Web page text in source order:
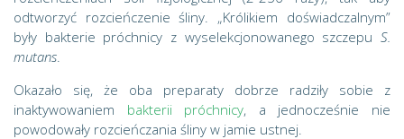
odtworzyć rozcieńczenie śliny. „Królikiem doświadczalnym”
były bakterie próchnicy z wyselekcjonowanego szczepu S.
mutans
Okazało się, że oba preparaty dobrze radziły sobie z
inaktywowaniem bakterii próchnicy, a jednocześnie nie
powodowały rozcieńczania śliny w jamie ustnej.